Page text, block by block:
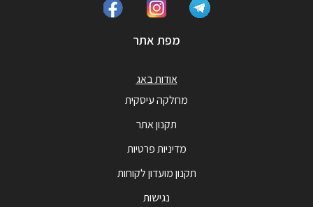
מפת אתר
אודות באג
מחלקה עיסקית
תקנון אתר
מדיניות פרטיות
תקנון מועדון לקוחות
נגישות